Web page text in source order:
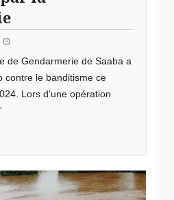
de Gendarmerie de Saaba a
contre le banditisme ce
Lors d'une opération